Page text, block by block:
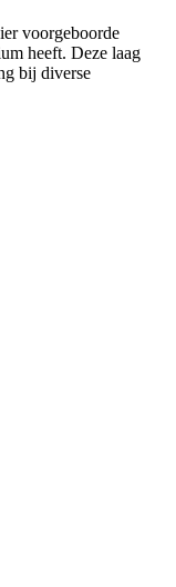
voorgeboorde
heeft. Deze laag
bij diverse